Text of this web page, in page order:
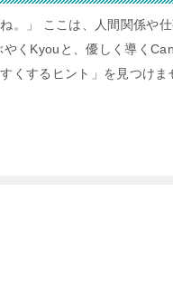
。」 ここは、人間関係や
やくKyouと、優しく導く
くするヒント」を見つけま